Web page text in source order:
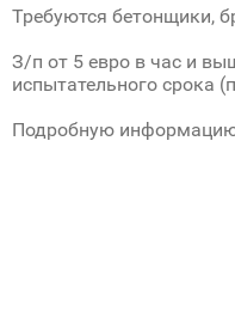
Требуются бетонщики,
З/п от 5 евро в час и
испытательного срока
Подробную